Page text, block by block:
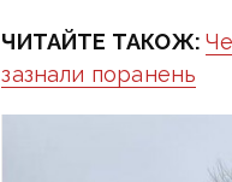
ЧИТАЙТЕ ТАКОЖ:
зазнали поранень